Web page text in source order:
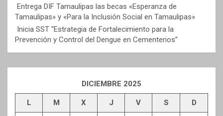
Entrega DIF Tamaulipas las becas «Esperanza de
Tamaulipas» y «Para la Inclusión Social en Tamaulipas»
Inicia SST “Estrategia de Fortalecimiento para la
Prevención y Control del Dengue en Cementerios”
DICIEMBRE 2025
L M X J V S D